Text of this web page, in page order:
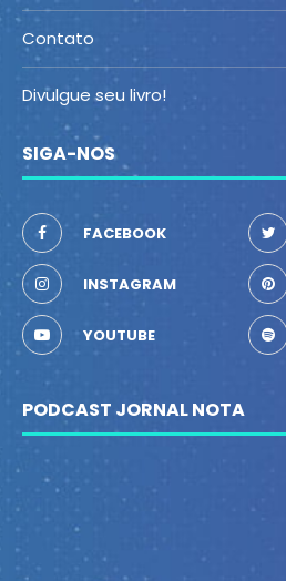
Contato
Divulgue seu livro!
SIGA-NOS
FACEBOOK
INSTAGRAM
YOUTUBE
PODCAST JORNAL NOTA